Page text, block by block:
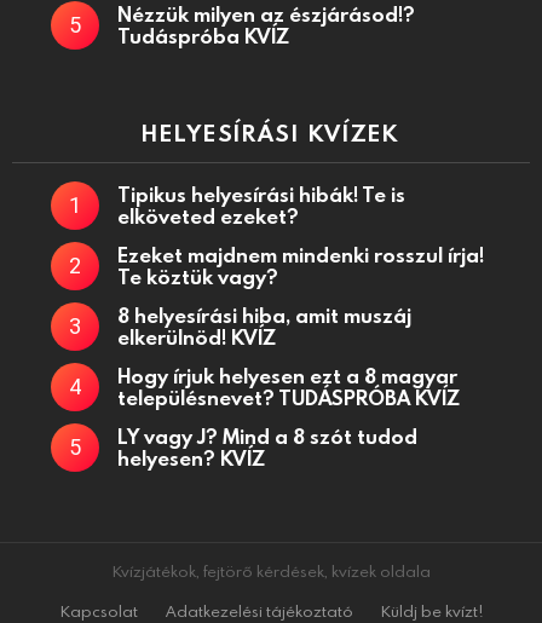
Nézzük milyen az észjárásod!?
Tudáspróba KVÍZ
HELYESÍRÁSI KVÍZEK
Tipikus helyesírási hibák! Te is
elköveted ezeket?
Ezeket majdnem mindenki rosszul írja!
Te köztük vagy?
8 helyesírási hiba, amit muszáj
elkerülnöd! KVÍZ
Hogy írjuk helyesen ezt a 8 magyar
településnevet? TUDÁSPRÓBA KVÍZ
LY vagy J? Mind a 8 szót tudod
helyesen? KVÍZ
Kvízjátékok, fejtörő kérdések, kvízek oldala
Kapcsolat
Adatkezelési tájékoztató
Küldj be kvízt!